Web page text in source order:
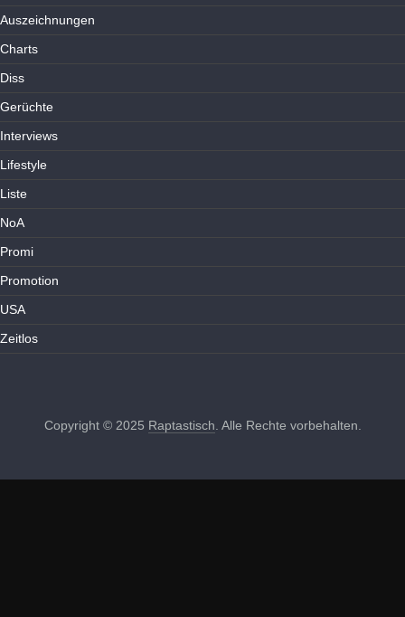
Auszeichnungen
Charts
Diss
Gerüchte
Interviews
Lifestyle
Liste
NoA
Promi
Promotion
USA
Zeitlos
Copyright © 2025 Raptastisch. Alle Rechte vorbehalten.